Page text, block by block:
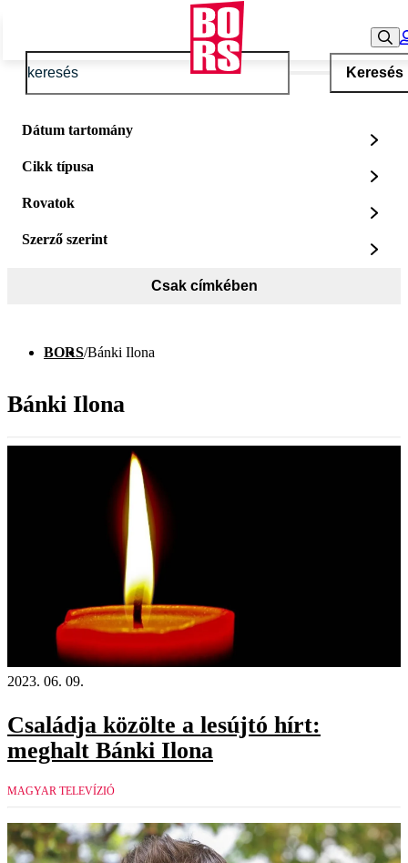
Keresés
Dátum tartomány
Cikk típusa
Rovatok
Szerző szerint
Csak címkében
BORS/Bánki Ilona
Bánki Ilona
2023. 06. 09.
Családja közölte a lesújtó hírt:
meghalt Bánki Ilona
MAGYAR TELEVÍZIÓ